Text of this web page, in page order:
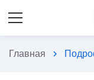
Главная chevron_right